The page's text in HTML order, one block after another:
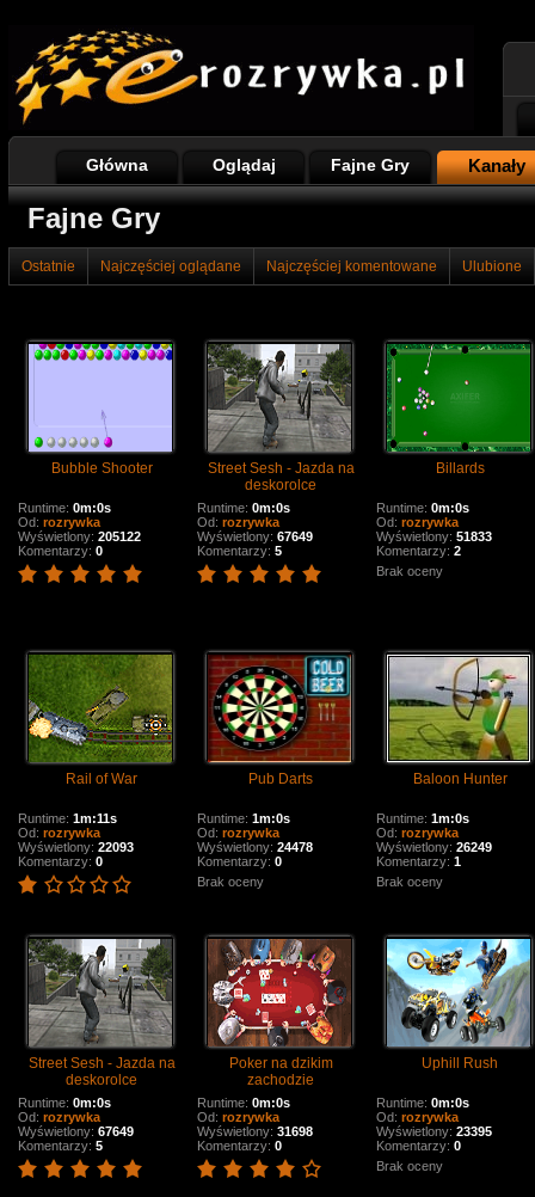
Główna Oglądaj Fajne Gry Kanały
Fajne Gry
Ostatnie Najczęściej oglądane Najczęściej komentowane Ulubione
Bubble Shooter
Runtime: 0m:0s
Od: rozrywka
Wyświetlony: 205122
Komentarzy: 0
Street Sesh - Jazda na
deskorolce
Runtime: 0m:0s
Od: rozrywka
Wyświetlony: 67649
Komentarzy: 5
Billards
Runtime: 0m:0s
Od: rozrywka
Wyświetlony: 51833
Komentarzy: 2
Brak oceny
Rail of War
Runtime: 1m:11s
Od: rozrywka
Wyświetlony: 22093
Komentarzy: 0
Pub Darts
Runtime: 1m:0s
Od: rozrywka
Wyświetlony: 24478
Komentarzy: 0
Brak oceny
Baloon Hunter
Runtime: 1m:0s
Od: rozrywka
Wyświetlony: 26249
Komentarzy: 1
Brak oceny
Street Sesh - Jazda na
deskorolce
Runtime: 0m:0s
Od: rozrywka
Wyświetlony: 67649
Komentarzy: 5
Poker na dzikim
zachodzie
Runtime: 0m:0s
Od: rozrywka
Wyświetlony: 31698
Komentarzy: 0
Uphill Rush
Runtime: 0m:0s
Od: rozrywka
Wyświetlony: 23395
Komentarzy: 0
Brak oceny